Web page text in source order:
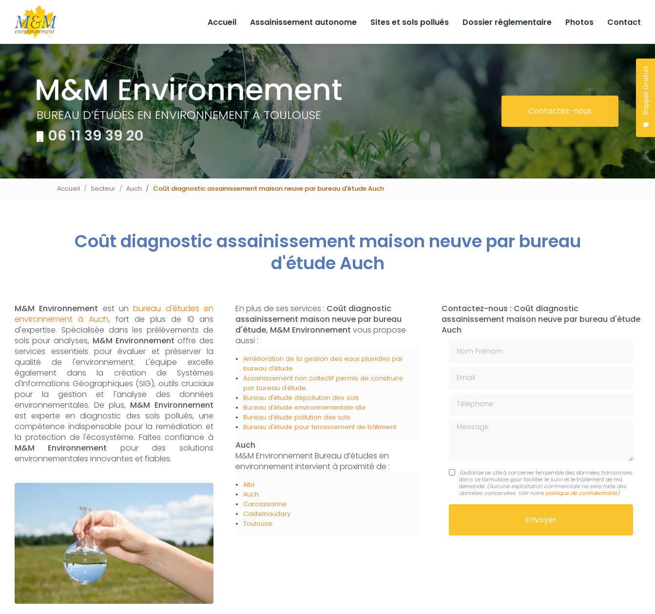
contenu
principal
Rappel Gratuit
Accueil
Assainissement autonome Sites et sols pollués Dossier règlementaire Photos Contact
BUREAU D’ÉTUDES EN ENVIRONNEMENT À TOULOUSE
06 11 39 39 20
Contactez-nous
Accueil Secteur Auch Coût diagnostic assainissement maison neuve par bureau d'étude Auch
Coût diagnostic assainissement maison neuve par bureau
d'étude Auch
M&M Environnement est unbureau d'études en
environnement à Auch, fort de plus de 10 ans
d'expertise. Spécialisée dans les prélèvements de
sols pour analyses, M&M Environnement offre des
services essentiels pour évaluer et préserver la
qualité de l'environnement. L'équipe excelle
également dans la création de Systèmes
d'Informations Géographiques (SIG), outils cruciaux
pour la gestion et l'analyse des données
environnementales. De plus, M&M Environnement
est experte en diagnostic des sols pollués, une
compétence indispensable pour la remédiation et
la protection de l'écosystème. Faites confiance à
M&M Environnement pour des solutions
environnementales innovantes et fiables.
En plus de ses services : Coût diagnostic
assainissement maison neuve par bureau
d'étude, M&M Environnement vous propose
aussi :
Amélioration de la gestion des eaux pluviales par
bureau d'étude
Assainissement non collectif permis de construire
par bureau d'étude
Bureau d'étude dépollution des sols
Bureau d'étude environnementale dle
Bureau d'étude pollution des sols
Bureau d'étude pour terrassement de bâtiment
Auch
M&M Environnement Bureau d’études en
environnement intervient à proximité de :
Albi
Auch
Carcassonne
Castelnaudary
Toulouse
Contactez-nous : Coût diagnostic
assainissement maison neuve par bureau d'étude
Auch
Message
J'autorise ce site à conserver l'ensemble des données transmises
dans ce formulaire pour faciliter le suivi et le traitement de ma
demande. (Aucune exploitation commerciale ne sera faite des
données concervées. Voir notre politique de confidentialité)